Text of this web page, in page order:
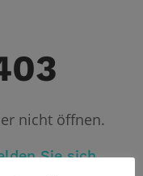
nicht öffnen.
Sie sich